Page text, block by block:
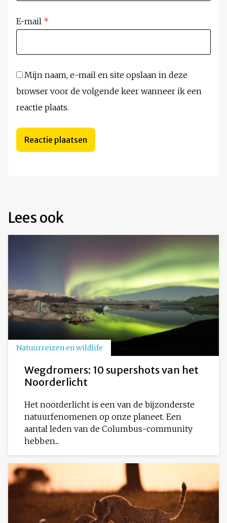
E-mail *
Mijn naam, e-mail en site opslaan in deze
browser voor de volgende keer wanneer ik een
reactie plaats.
Lees ook
Natuurreizen en wildlife
Wegdromers: 10 supershots van het
Noorderlicht
Het noorderlicht is een van de bijzonderste
natuurfenomenen op onze planeet. Een
aantal leden van de Columbus-community
hebben...